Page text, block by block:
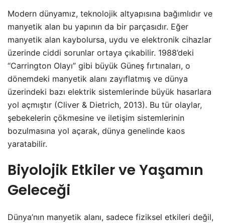
Modern dünyamız, teknolojik altyapısına bağımlıdır ve
manyetik alan bu yapının da bir parçasıdır. Eğer
manyetik alan kaybolursa, uydu ve elektronik cihazlar
üzerinde ciddi sorunlar ortaya çıkabilir. 1988’deki
“Carrington Olayı” gibi büyük Güneş fırtınaları, o
dönemdeki manyetik alanı zayıflatmış ve dünya
üzerindeki bazı elektrik sistemlerinde büyük hasarlara
yol açmıştır (Cliver & Dietrich, 2013). Bu tür olaylar,
şebekelerin çökmesine ve iletişim sistemlerinin
bozulmasına yol açarak, dünya genelinde kaos
yaratabilir.
Biyolojik Etkiler ve Yaşamın
Geleceği
Dünya’nın manyetik alanı, sadece fiziksel etkileri değil,